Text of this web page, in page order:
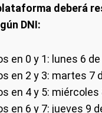
deberá
DNI:
en 0 y 1: lunes 6 de
en 2 y 3: martes 7
en 4 y 5: miércoles
en 6 y 7: jueves 9